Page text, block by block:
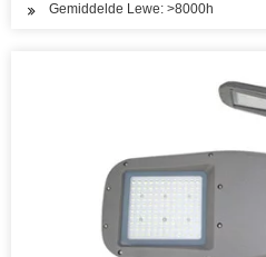
Gemiddelde Lewe: >8000h